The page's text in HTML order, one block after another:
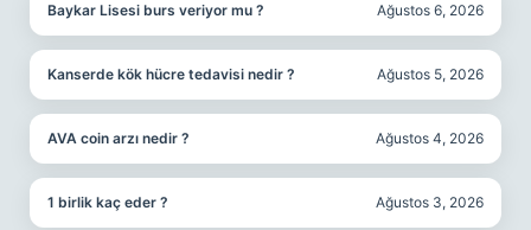
Baykar Lisesi burs veriyor mu ? Ağustos 6, 2026
Kanserde kök hücre tedavisi nedir ? Ağustos 5, 2026
AVA coin arzı nedir ? Ağustos 4, 2026
1 birlik kaç eder ? Ağustos 3, 2026